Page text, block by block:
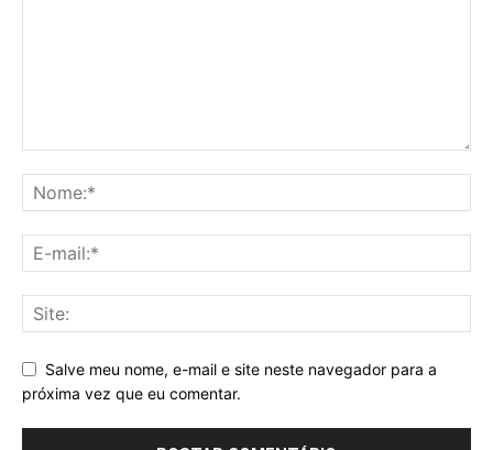
Salve meu nome, e-mail e site neste navegador para a
próxima vez que eu comentar.